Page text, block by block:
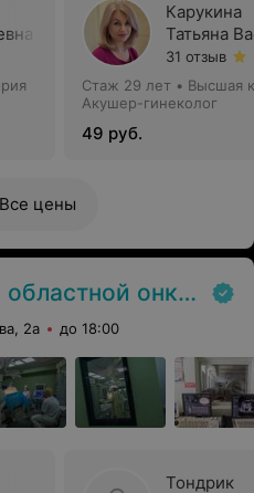
​Карукина
Татьяна
31 отзыв
Стаж 29 лет • Высшая
Акушер-гинеколог
49 руб.
Все цены
диспансер
2а до 18:00
Тондрик